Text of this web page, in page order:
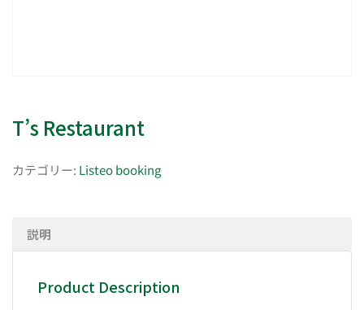
T’s Restaurant
カテゴリー: Listeo booking
説明
Product Description